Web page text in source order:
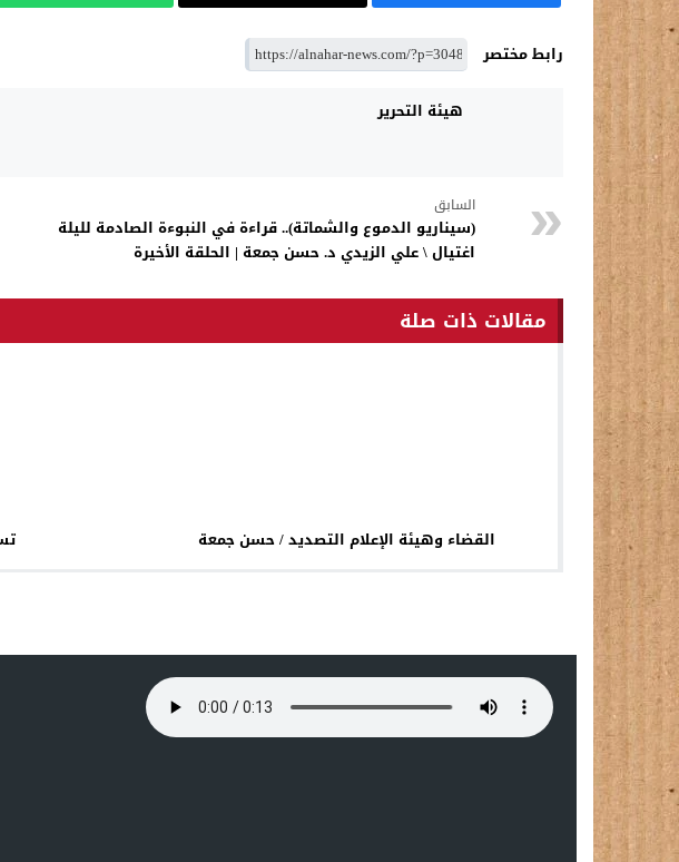
رابط مختصر
هيئة التحرير
السابق
(سيناريو الدموع والشماتة).. قراءة في النبوءة الصادمة لليلة
اغتيال \ علي الزيدي د. حسن جمعة | الحلقة الأخيرة
مقالات ذات صلة
القضاء وهيئة الإعلام التصديد / حسن جمعة